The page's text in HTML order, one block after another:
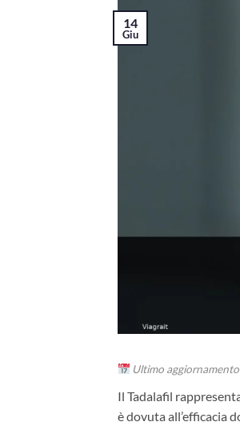
14
Giu
Ultimo
Il Tadalafil
è dovuta all’efficacia